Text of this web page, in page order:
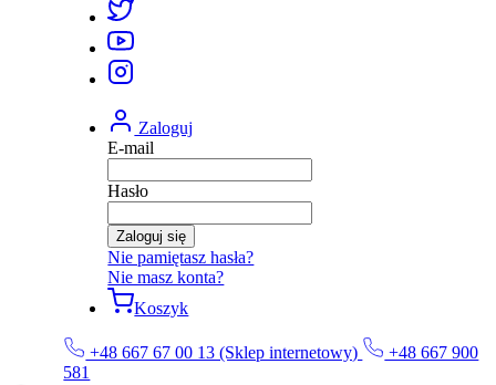
Zaloguj
E-mail
Hasło
Zaloguj się
Nie pamiętasz hasła?
Nie masz konta?
Koszyk
+48 667 67 00 13 (Sklep internetowy)
+48 667 900
581